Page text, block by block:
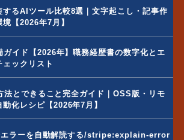
するAIツール比較8選｜文字起こし・記事作
【2026年7月】
イド【2026年】職務経歴書の数字化とエ
ックリスト
とできること完全ガイド｜OSS版・リモ
化レシピ【2026年7月】
ラーを自動解読する/stripe:explain-error